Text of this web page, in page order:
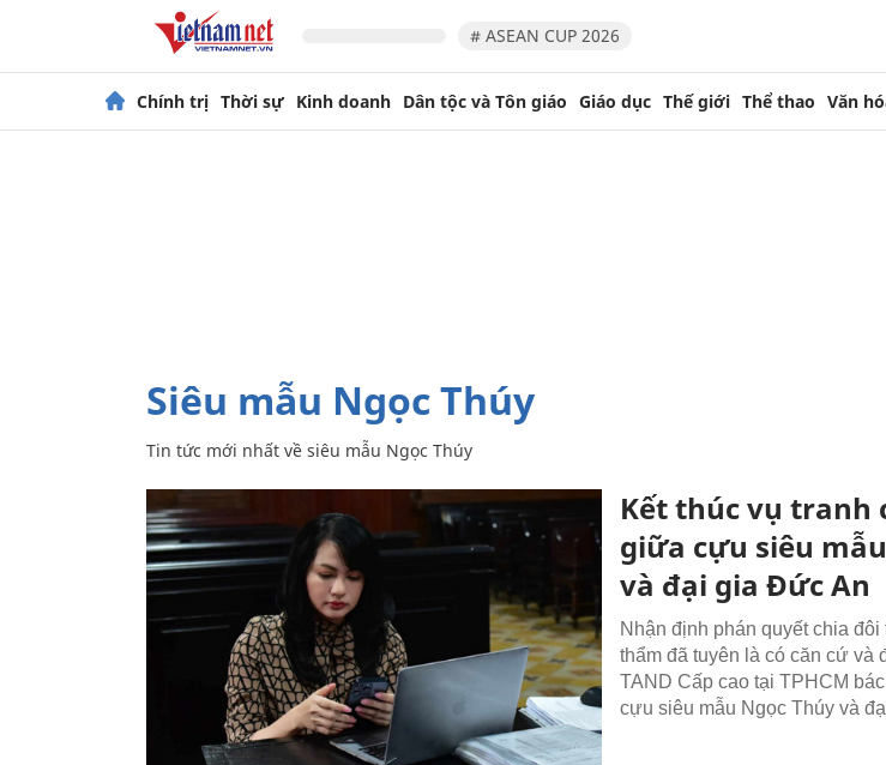
# ASEAN CUP 2026
Chính trị Thời sự Kinh doanh Dân tộc và Tôn giáo Giáo dục Thế giới Thể thao Văn
siêu mẫu Ngọc Thúy
Tin tức mới nhất về siêu mẫu Ngọc Thúy
Kết thúc vụ tranh
giữa cựu siêu
và đại gia Đức An
Nhận định phán quyết chia
thẩm đã tuyên là có căn cứ và
TAND Cấp cao tại TPHCM
cựu siêu mẫu Ngọc Thúy và